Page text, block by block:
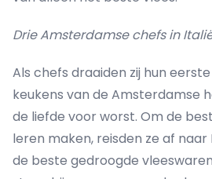
Drie Amsterdamse chefs in
Als chefs draaiden zij hun
keukens van de Amsterdamse
de liefde voor worst. Om de
leren maken, reisden ze af naar
de beste gedroogde